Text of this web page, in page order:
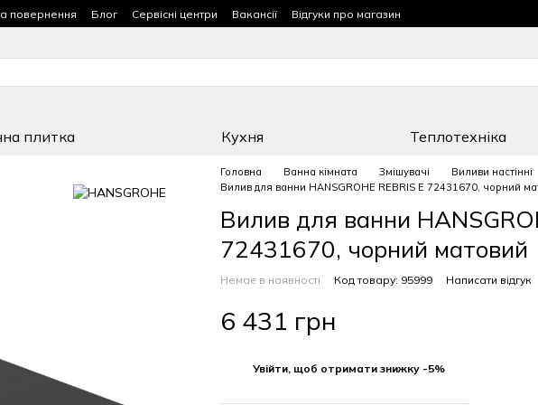
повернення Блог Сервісні центри Вакансії
Відгуки про магазин
плитка Кухня Теплотехніка
Головна Ванна кімната Змішувачі Виливи настінні
Вилив для ванни HANSGROHE REBRIS E 72431670, чорний
Вилив для ванни
72431670, чорний матовий
Немає в наявності Код товару: 95999 Написати відгук
6 431 грн
Увійти, щоб отримати знижку -5%